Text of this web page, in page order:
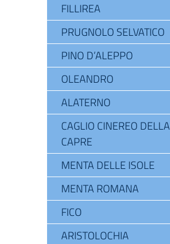
FILLIREA
PRUGNOLO SELVATICO
PINO D’ALEPPO
OLEANDRO
ALATERNO
CAGLIO CINEREO DELLA
CAPRE
MENTA DELLE ISOLE
MENTA ROMANA
FICO
ARISTOLOCHIA